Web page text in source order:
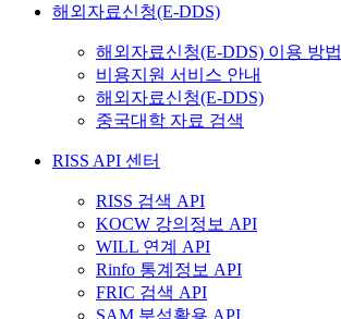
해외자료신청(E-DDS)
해외자료신청(E-DDS) 이용 방법
비용지원 서비스 안내
해외자료신청(E-DDS)
중국대학 자료 검색
RISS API 센터
RISS 검색 API
KOCW 강의정보 API
WILL 연계 API
Rinfo 통계정보 API
FRIC 검색 API
SAM 분석활용 API